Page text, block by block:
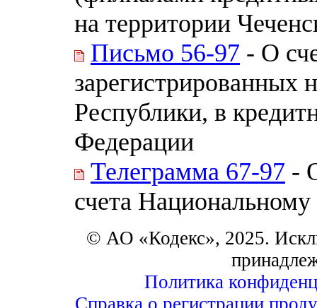
на территории
Письмо 56-97 - О
зарегистрированных
Республики, в
Федерации
Телеграмма 67-97 -
счета
© АО «Кодекс», 2025.
Политика
Справка о регистрации